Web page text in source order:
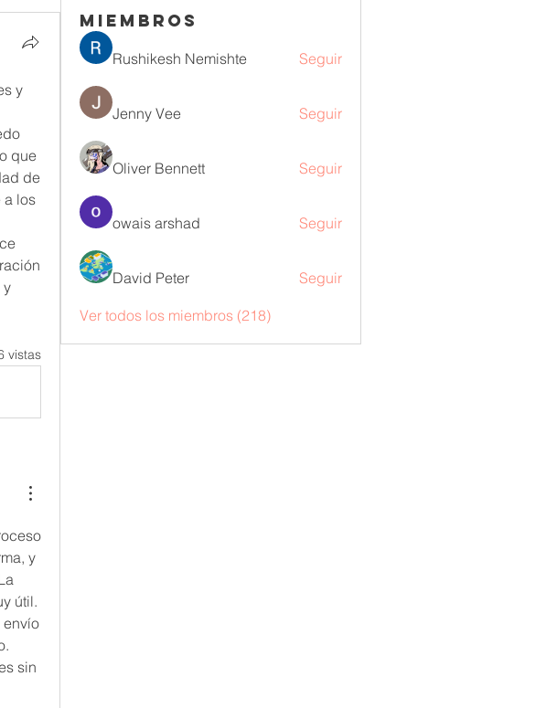
y
que
de
a los
y
vistas
y
útil.
envío
sin
Miembros
Rushikesh Nemishte Seguir
Jenny Vee Seguir
Oliver Bennett Seguir
owais arshad Seguir
David Peter Seguir
Ver todos los miembros (218)